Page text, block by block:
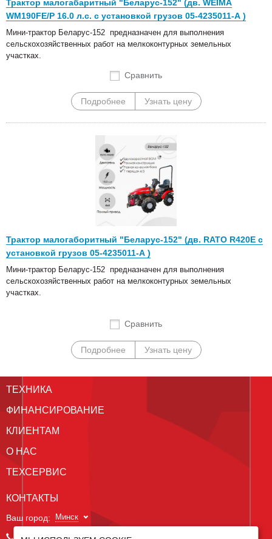
Трактор малогабаритный "Беларус-152" (дв. WEIMA
WM190FE/P 16.0 л.с. с установкой грузов 05-4235011-А )
Мини-трактор Беларус-152 предназначен для выполнения
сельскохозяйственных работ на мелкоконтурных земельных
участках.
Сравнить
Подробнее Узнать цену
Трактор малогаборитный "Беларус-152" (дв. RATO R420E с
установкой грузов 05-4235011-А )
Мини-трактор Беларус-152 предназначен для выполнения
сельскохозяйственных работ на мелкоконтурных земельных
участках.
Сравнить
Подробнее Узнать цену
ТЕХНИКА
ФИНАНСИРОВАНИЕ
КЛИЕНТАМ
О НАС
ТЕХСЕРВИС
КОНТАКТЫ
Ваш город: Минск
+375 29 238 97 34